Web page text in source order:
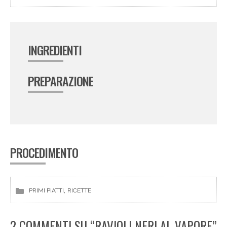
INGREDIENTI
PREPARAZIONE
PROCEDIMENTO
PRIMI PIATTI RICETTE